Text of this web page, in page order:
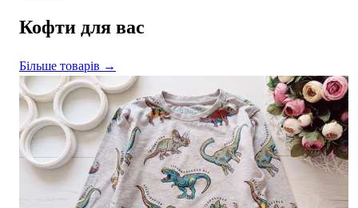
Кофти для вас
Більше товарів →